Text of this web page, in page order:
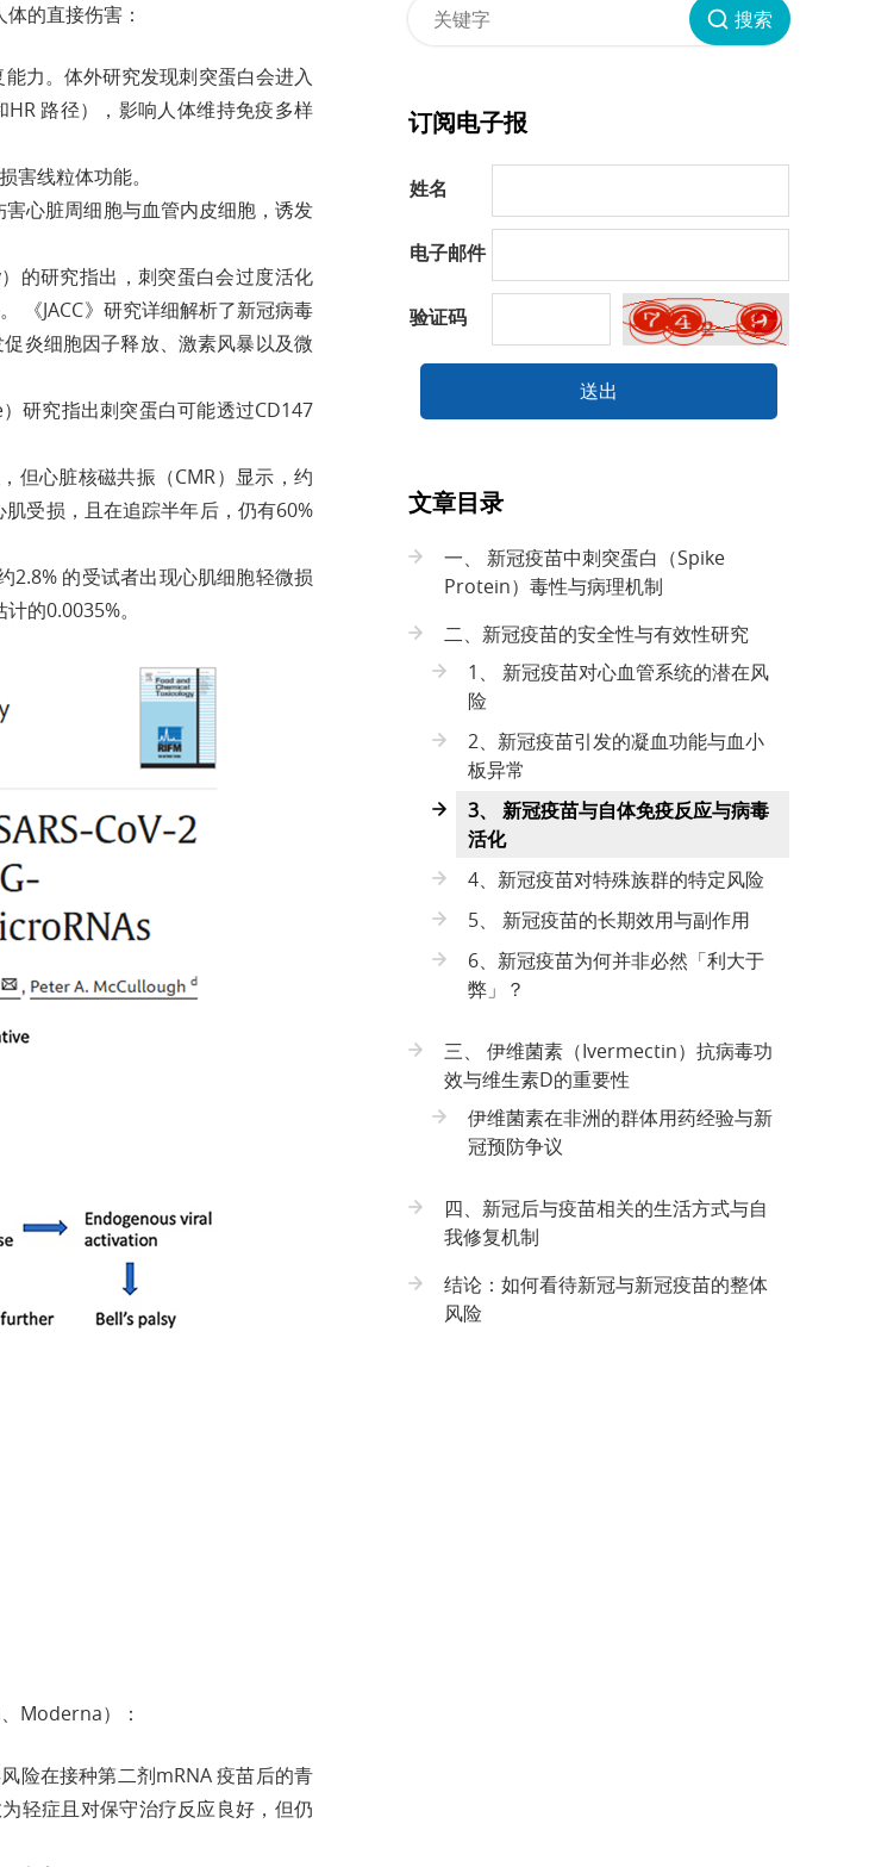
的直接伤害：
力。体外研究发现刺突蛋白会进入
路径），影响人体维持免疫多样
害线粒体功能。
心脏周细胞与血管内皮细胞，诱发
的研究指出，刺突蛋白会过度活化
《JACC》研究详细解析了新冠病毒
炎细胞因子释放、激素风暴以及微
研究指出刺突蛋白可能透过CD147
但心脏核磁共振（CMR）显示，约
受损，且在追踪半年后，仍有60%
2.8% 的受试者出现心肌细胞轻微损
的0.0035%。
Moderna）：
险在接种第二剂mRNA 疫苗后的青
轻症且对保守治疗反应良好，但仍
搜索
订阅电子报
姓名
电子邮件
验证码
送出
文章目录
一、 新冠疫苗中刺突蛋白（Spike
Protein）毒性与病理机制
二、新冠疫苗的安全性与有效性研究
1、 新冠疫苗对心血管系统的潜在风
险
2、新冠疫苗引发的凝血功能与血小
板异常
3、 新冠疫苗与自体免疫反应与病毒
活化
4、新冠疫苗对特殊族群的特定风险
5、 新冠疫苗的长期效用与副作用
6、新冠疫苗为何并非必然「利大于
弊」？
三、 伊维菌素（Ivermectin）抗病毒功
效与维生素D的重要性
伊维菌素在非洲的群体用药经验与新
冠预防争议
四、新冠后与疫苗相关的生活方式与自
我修复机制
结论：如何看待新冠与新冠疫苗的整体
风险